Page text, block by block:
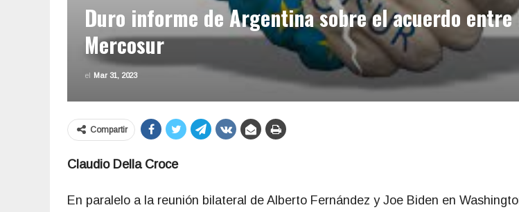
Duro informe de Argentina sobre el acuerdo entre
Mercosur
el Mar 31, 2023
Compartir
Claudio Della Croce
En paralelo a la reunión bilateral de Alberto Fernández y Joe Biden en